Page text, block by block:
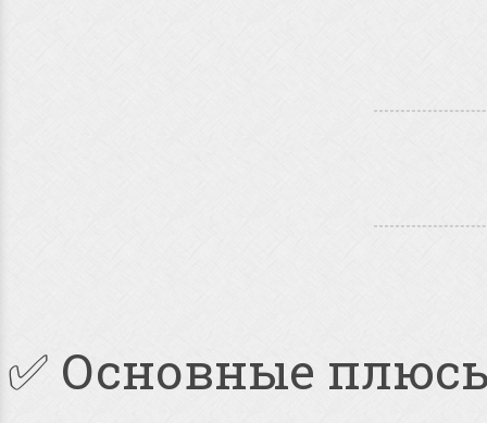
✅ Основные